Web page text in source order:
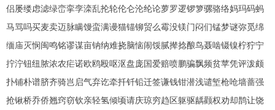
侣屡缕虑滤绿峦挛孪滦乱抡轮伦仑沦纶论萝罗逻锣箩骡骆络妈玛码蚂
马骂吗买麦卖迈脉瞒馒蛮满谩猫锚铆贸么霉没镁门闷们锰梦谜弥觅绵
缅庙灭悯闽鸣铭谬谋亩钠纳难挠脑恼闹馁腻撵捻酿鸟聂啮镊镍柠狞宁
拧泞钮纽脓浓农疟诺欧鸥殴呕沤盘庞国爱赔喷鹏骗飘频贫苹凭评泼颇
扑铺朴谱脐齐骑岂启气弃讫牵扦钎铅迁签谦钱钳潜浅谴堑枪呛墙蔷强
抢锹桥乔侨翘窍窃钦亲轻氢倾顷请庆琼穷趋区躯驱龋颧权劝却鹊让饶